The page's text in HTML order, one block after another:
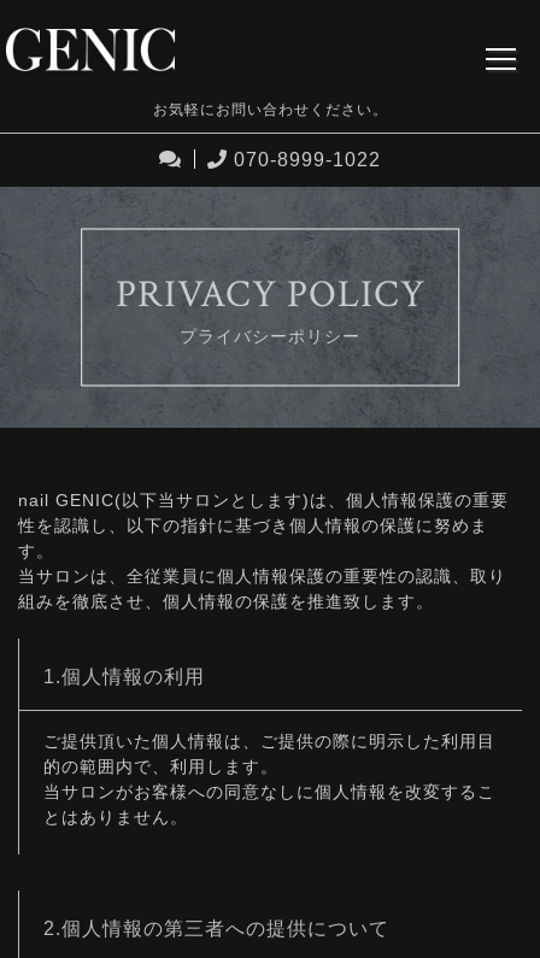
お気軽にお問い合わせください。
070-8999-1022
PRIVACY POLICY
プライバシーポリシー
nail GENIC(以下当サロンとします)は、個人情報保護の重要
性を認識し、以下の指針に基づき個人情報の保護に努めま
す。
当サロンは、全従業員に個人情報保護の重要性の認識、取り
組みを徹底させ、個人情報の保護を推進致します。
1.個人情報の利用
ご提供頂いた個人情報は、ご提供の際に明示した利用目
的の範囲内で、利用します。
当サロンがお客様への同意なしに個人情報を改変するこ
とはありません。
2.個人情報の第三者への提供について